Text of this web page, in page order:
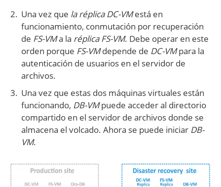
Una vez que la réplica DC-VMestá en
funcionamiento, conmutación por recuperación
de FS-VMa la réplica FS-VM. Debe operar en este
orden porque FS-VMdepende de DC-VMpara la
autenticación de usuarios en el servidor de
archivos.
Una vez que estas dos máquinas virtuales están
funcionando, DB-VMpuede acceder al directorio
compartido en el servidor de archivos donde se
almacena el volcado. Ahora se puede iniciar DB-
VM.